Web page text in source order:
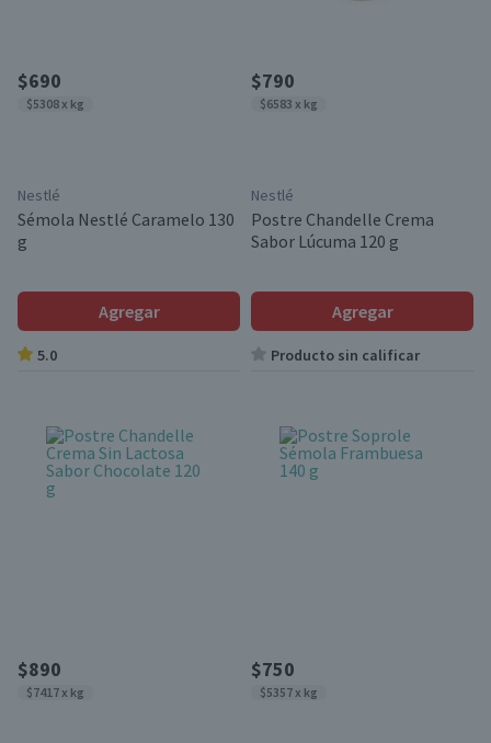
$690
$5308 x kg
Nestlé
Sémola Nestlé Caramelo 130
g
Agregar
5.0
$790
$6583 x kg
Nestlé
Postre Chandelle Crema
Sabor Lúcuma 120 g
Agregar
Producto sin calificar
$890
$7417 x kg
$750
$5357 x kg